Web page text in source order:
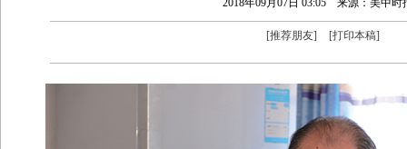
2018年09月07日 03:05 来源：美中时
[推荐朋友] [打印本稿]